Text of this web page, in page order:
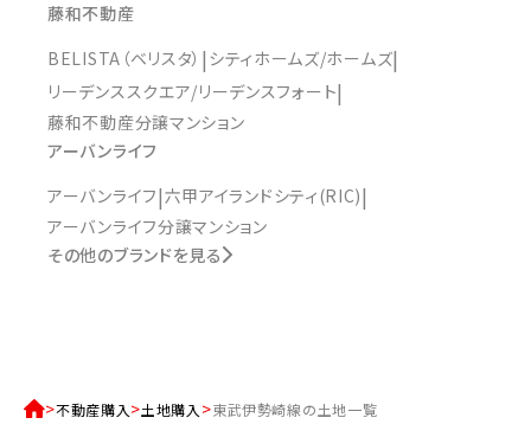
藤和不動産
BELISTA（ベリスタ） シティホームズ/ホームズ
リーデンススクエア/リーデンスフォート
藤和不動産分譲マンション
アーバンライフ
アーバンライフ 六甲アイランドシティ(RIC)
アーバンライフ分譲マンション
その他のブランドを見る
不動産購入 土地購入 東武伊勢崎線の土地一覧